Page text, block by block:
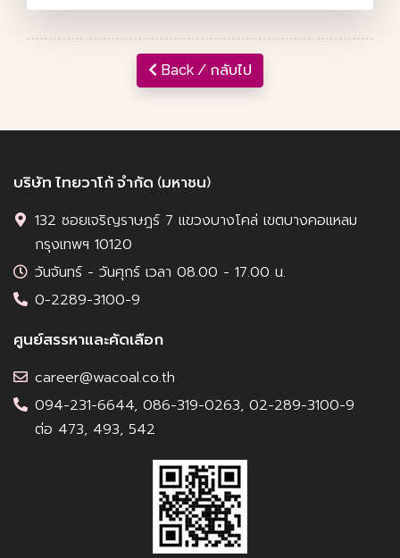
Back / กลับไป
บริษัท ไทยวาโก้ จำกัด (มหาชน)
132 ซอยเจริญราษฎร์ 7 แขวงบางโคล่ เขตบางคอแหลม
กรุงเทพฯ 10120
วันจันทร์ - วันศุกร์ เวลา 08.00 - 17.00 น.
0-2289-3100-9
ศูนย์สรรหาและคัดเลือก
career@wacoal.co.th
094-231-6644, 086-319-0263, 02-289-3100-9
ต่อ 473, 493, 542